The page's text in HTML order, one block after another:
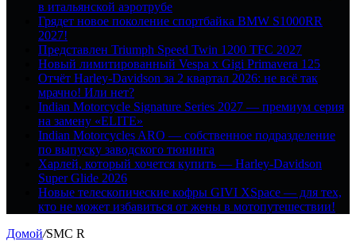
в итальянской аэротрубе
Грядет новое поколение спортбайка BMW S1000RR
2027!
Представлен Triumph Speed Twin 1200 TFC 2027
Новый лимитированный Vespa x Gigi Primavera 125
Отчёт Harley-Davidson за 2 квартал 2026: не всё так
мрачно! Или нет?
Indian Motorcycle Signature Series 2027 — премиум серия
на замену «ELITE»
Indian Motorcycles ARO — собственное подразделение
по выпуску заводского тюнинга
Харлей, который хочется купить — Harley-Davidson
Super Glide 2026
Новые телескопические кофры GIVI XSpace — для тех,
кто не может избавиться от жены в мотопутешествии!
Домой/SMC R